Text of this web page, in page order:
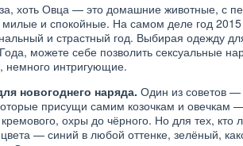
2013! КАК
ГОД ЗМЕИ
2013?
РЕЦЕПТЫ НА НОВЫЙ ГОД
2015
хоть Овца — это домашние животные, с
милые и спокойные. На самом деле год
и страстный год. Выбирая одежду
можете себе позволить сексуальные
немного интригующие.
новогоднего наряда. Один из советов —
присущи самим козочкам и овечкам
охры до чёрного. Но для тех, кто
— синий в любой оттенке, зелёный,